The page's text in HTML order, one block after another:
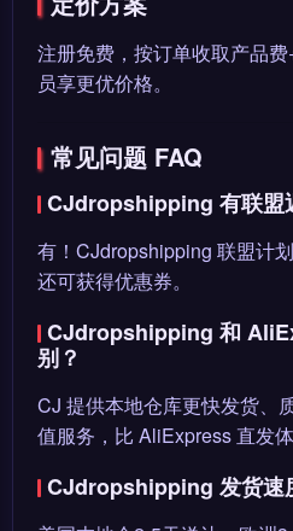
注册免费，按订单收取产品
员享更优价格。
常见问题 FAQ
CJdropshipping 有联盟
有！CJdropshipping 联盟计
还可获得优惠券。
CJdropshipping 和
别？
CJ 提供本地仓库更快发货、
值服务，比 AliExpress 直发体
CJdropshipping 发货速